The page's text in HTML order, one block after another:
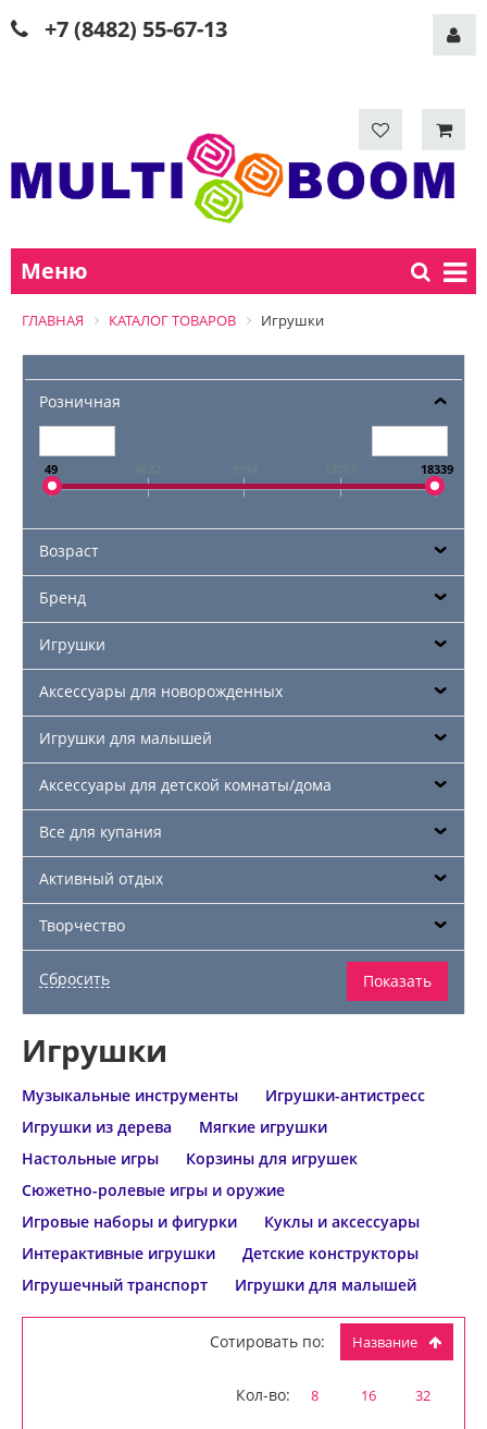
+7 (8482) 55-67-13
Меню
ГЛАВНАЯ КАТАЛОГ ТОВАРОВ Игрушки
Розничная
49 18339
Возраст
Бренд
Игрушки
Аксессуары для новорожденных
Игрушки для малышей
Аксессуары для детской комнаты/дома
Все для купания
Активный отдых
Творчество
Игрушки
Музыкальные инструменты
Игрушки-антистресс
Игрушки из дерева
Мягкие игрушки
Настольные игры
Корзины для игрушек
Сюжетно-ролевые игры и оружие
Игровые наборы и фигурки
Куклы и аксессуары
Интерактивные игрушки
Детские конструкторы
Игрушечный транспорт
Игрушки для малышей
Сотировать по: Название
Кол-во: 8 16 32